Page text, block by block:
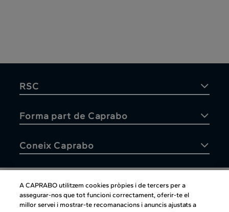
RSC
Forma part de Caprabo
Coneix Caprabo
Atenció al client
A CAPRABO utilitzem cookies pròpies i de tercers per a
assegurar-nos que tot funcioni correctament, oferir-te el
millor servei i mostrar-te recomanacions i anuncis ajustats a